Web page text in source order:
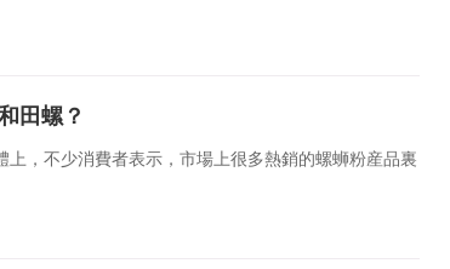
田螺？
，不少消費者表示，市場上很多熱銷的螺蛳粉産品裏